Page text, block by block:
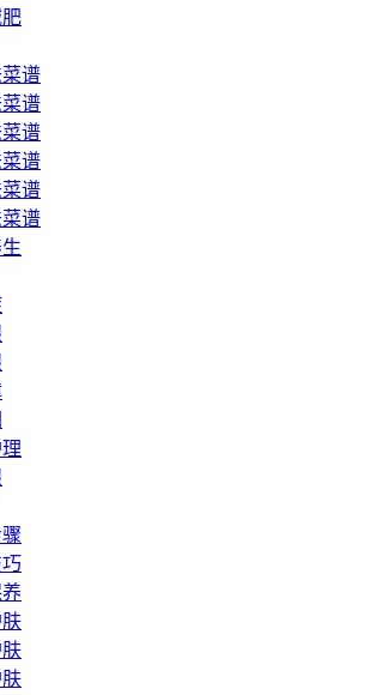
谱
谱
谱
谱
谱
谱